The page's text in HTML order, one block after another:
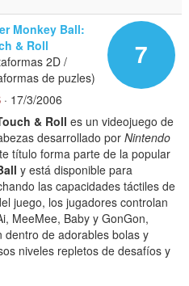
7
Monkey Ball:
& Roll
2D /
de puzles)
· 17/3/2006
& Roll es un videojuego de
desarrollado porNintendo
título forma parte de la popular
y está disponible para
las capacidades táctiles de
juego, los jugadores controlan
MeeMee, Baby y GonGon,
dentro de adorables bolas y
niveles repletos de desafíos y